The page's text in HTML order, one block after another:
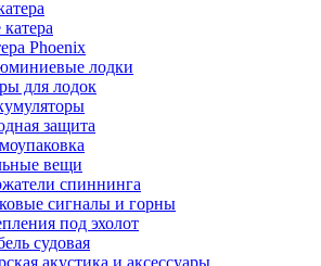
Phoenix
лодки
для лодок
защита
вещи
спиннинга
сигналы и горны
под эхолот
судовая
акустика и аксессуары